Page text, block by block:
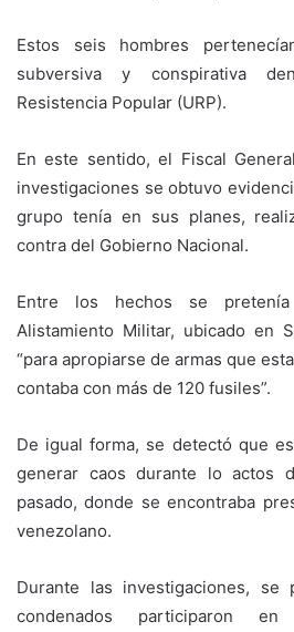
Estos seis hombres
subversiva y conspirativa
Resistencia Popular (URP).
En este sentido, el Fiscal
investigaciones se obtuvo
grupo tenía en sus planes,
contra del Gobierno Nacional.
Entre los hechos se
Alistamiento Militar, ubicado en
“para apropiarse de armas que
contaba con más de 120 fusiles”.
De igual forma, se detectó que
generar caos durante lo actos
pasado, donde se encontraba
venezolano.
Durante las investigaciones,
condenados participaron en